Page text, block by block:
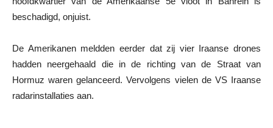
beschadigd, onjuist.
De Amerikanen meldden eerder dat zij vier Iraanse drones
hadden neergehaald die in de richting van de Straat van
Hormuz waren gelanceerd. Vervolgens vielen de VS Iraanse
radarinstallaties aan.